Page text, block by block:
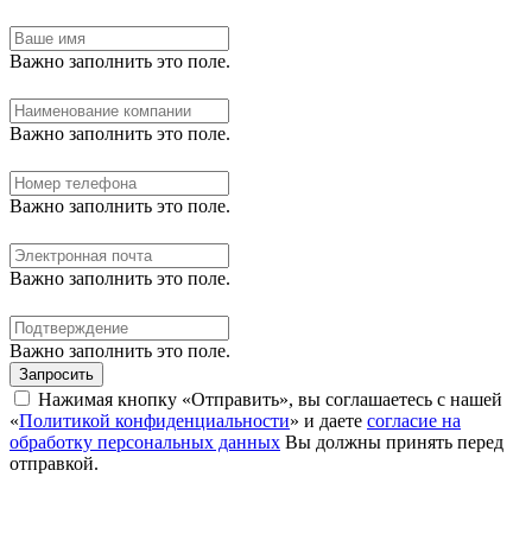
Важно заполнить это поле.
Важно заполнить это поле.
Важно заполнить это поле.
Важно заполнить это поле.
Важно заполнить это поле.
Запросить
Нажимая кнопку «Отправить», вы соглашаетесь с нашей
«Политикой конфиденциальности» и даете согласие на
обработку персональных данных Вы должны принять перед
отправкой.